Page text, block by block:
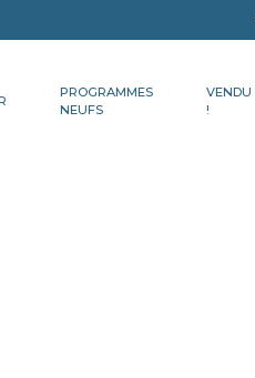
PROGRAMMES
NEUFS
VENDU
!